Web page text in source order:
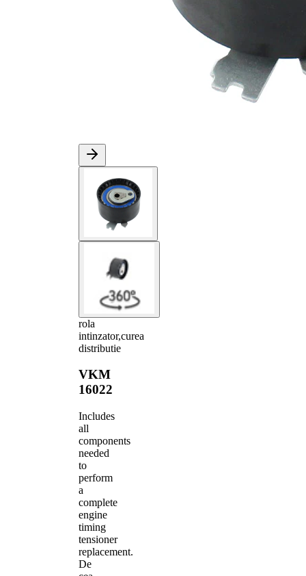
rola
intinzator,curea
distributie
VKM
16022
Includes
all
components
needed
to
perform
a
complete
engine
timing
tensioner
replacement.
De